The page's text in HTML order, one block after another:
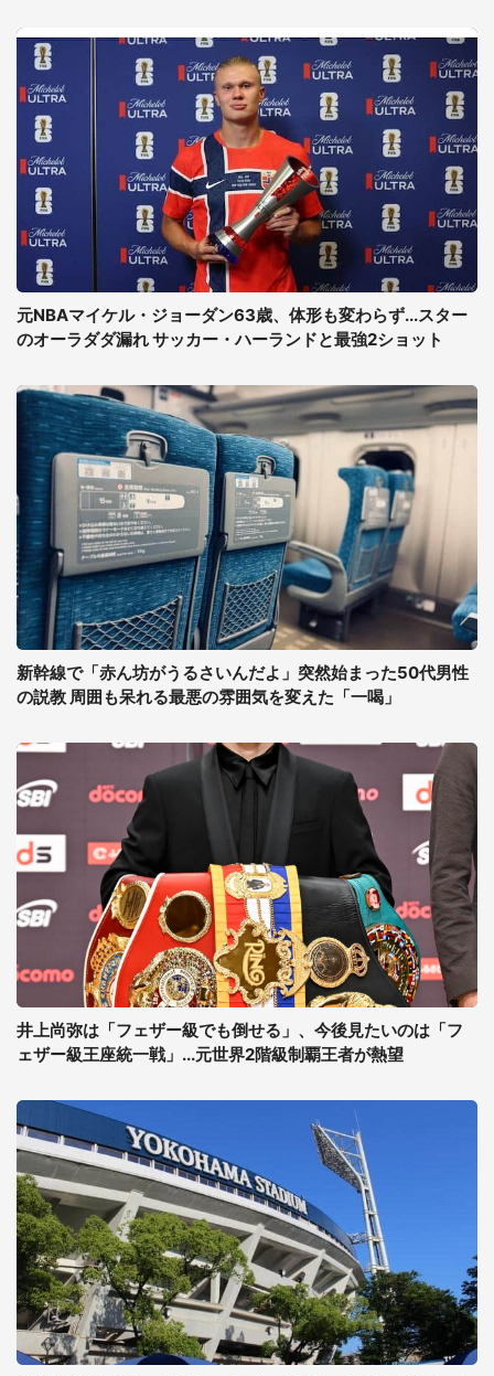
元NBAマイケル・ジョーダン63歳、体形も変わらず...スター
のオーラダダ漏れ サッカー・ハーランドと最強2ショット
新幹線で「赤ん坊がうるさいんだよ」突然始まった50代男性
の説教 周囲も呆れる最悪の雰囲気を変えた「一喝」
井上尚弥は「フェザー級でも倒せる」、今後見たいのは「フ
ェザー級王座統一戦」...元世界2階級制覇王者が熱望